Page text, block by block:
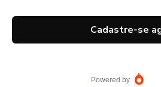
Cadastre-se
Powered by